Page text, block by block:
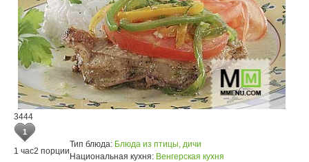
3444
1
1 час2 порции
Тип блюда: Блюда из птицы, дичи
Национальная кухня: Венгерская кухня